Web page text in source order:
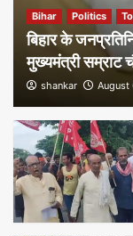
Bihar Politics
बिहार के
मुख्यमंत्री सम्राट
shankar August